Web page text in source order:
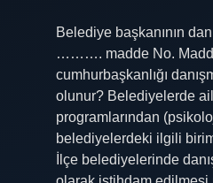
Belediye başkanının
………. madde No.
cumhurbaşkanlığı
olunur? Belediyelerde
programlarından
belediyelerdeki ilgili
İlçe belediyelerinde